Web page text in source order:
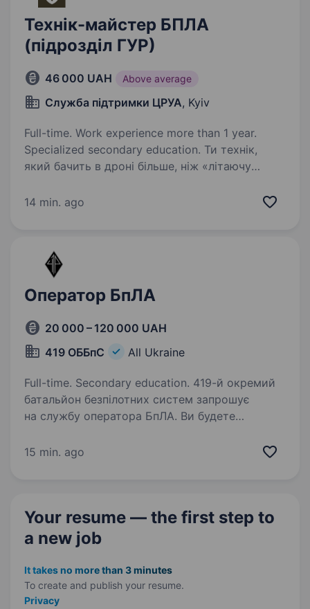
Технік-майстер БПЛА
(підрозділ ГУР)
46 000 UAH Above average
Служба підтримки ЦРУА, Kyiv
Full-time. Work experience more than 1 year.
Specialized secondary education. Ти технік,
який бачить в дроні більше, ніж «літаючу
безпеки та порятунку життів? Хочеш
людей?…
14 min. ago
Оператор БпЛА
20 000 – 120 000 UAH
419 ОББпС
All Ukraine
Full-time. Secondary education. 419-й окремий
батальйон безпілотних систем запрошує
на службу оператора БпЛА. Ви будете
та коригування вогню або виконувати бойові
15 min. ago
Your resume — the first step to
a new job
It takes no more than 3 minutes
To create and publish your resume.
Privacy